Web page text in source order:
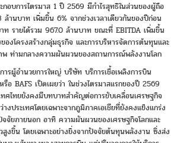
กอบการไตรมาส 1 ปี 2569 มีกำไรสุทธิในส่วนของผู้ถือ
านบาท เพิ่มขึ้น 6% จากช่วงเวลาเดียวกันของปีก่อน
ท รายได้รวม 967.0 ล้านบาท ขณะที่ EBITDA เพิ่มขึ้น
องโครงสร้างกลุ่มธุรกิจ และการบริหารจัดการต้นทุนและ
พ ท่ามกลางความผันผวนของสถานการณ์พลังงานโลก
รผู้อำนวยการใหญ่ บริษัท บริการเชื้อเพลิงการบิน
BAFS เปิดเผยว่า ในช่วงไตรมาสแรกของปี 2569
ทศไทยยังคงมีบทบาทสำคัญต่อการขับเคลื่อนเศรษฐกิจ
งประเทศโดยเฉพาะจากภูมิภาคเอเชียที่ยังคงแข็งแกร่ง
จจัยภายนอก อาทิ ความผันผวนของเศรษฐกิจโลกและ
งขึ้น โดยเฉพาะอย่างยิ่งจากปัจจัยต้นทุนพลังงาน ซึ่งส่ง